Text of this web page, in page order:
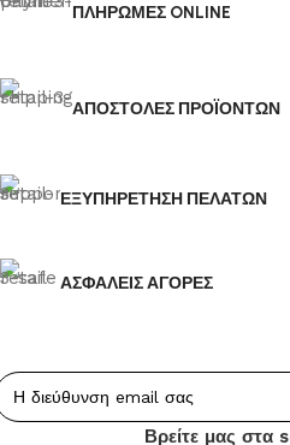
ΠΛΗΡΩΜΕΣ ONLINE
ΑΠΟΣΤΟΛΕΣ ΠΡΟΪΟΝΤΩΝ
ΕΞΥΠΗΡΕΤΗΣΗ ΠΕΛΑΤΩΝ
ΑΣΦΑΛΕΙΣ ΑΓΟΡΕΣ
Βρείτε μας στα